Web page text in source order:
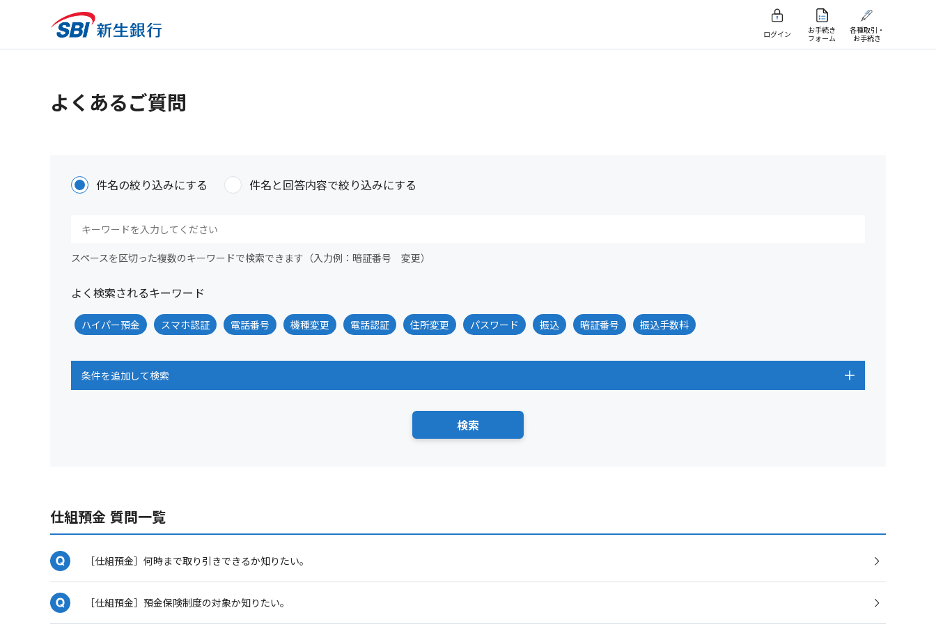
ログイン
お手続き
フォーム
各種取引・
お手続き
よくあるご質問
件名の絞り込みにする 件名と回答内容で絞り込みにする
スペースを区切った複数のキーワードで検索できます（入力例：暗証番号 変更）
よく検索されるキーワード
ハイパー預金 スマホ認証 電話番号 機種変更 電話認証 住所変更 パスワード 振込 暗証番号 振込手数料
条件を追加して検索
仕組預金 質問一覧
［仕組預金］何時まで取り引きできるか知りたい。
［仕組預金］預金保険制度の対象か知りたい。